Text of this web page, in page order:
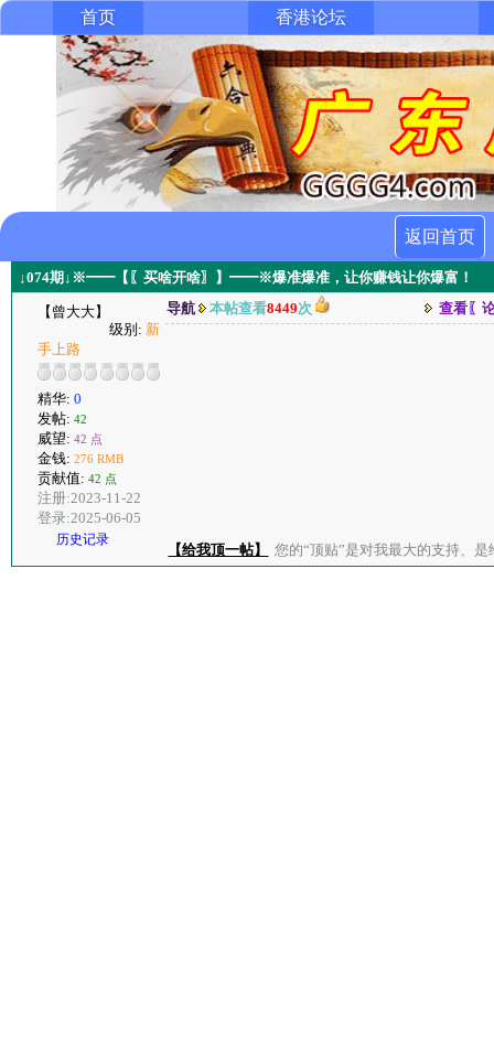
首页 香港论坛
返回首页
↓074期↓※━━【〖买啥开啥〗】━━※爆准爆准，让你赚钱让你爆富！
【曾大大】
级别: 新
手上路
精华: 0
发帖: 42
威望: 42 点
金钱: 276 RMB
贡献值: 42 点
注册:2023-11-22
登录:2025-06-05
历史记录
导航 本帖查看8449次 查看〖
【给我顶一帖】 您的“顶贴”是对我最大的支持、